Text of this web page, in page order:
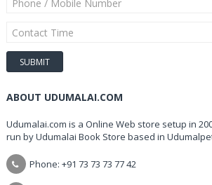
ABOUT UDUMALAI.COM
Udumalai.com is a Online Web store setup in
run by Udumalai Book Store based in
Phone: +91 73 73 73 77 42